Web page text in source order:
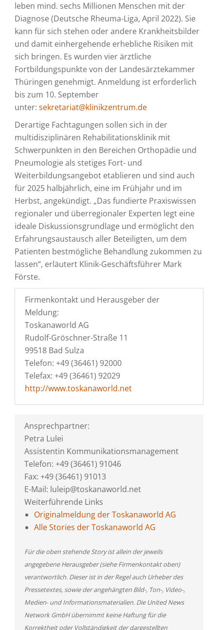
leben mind. sechs Millionen Menschen mit der
Diagnose (Deutsche Rheuma-Liga, April 2022). Sie
kann für sich stehen oder andere Krankheitsbilder
und damit einhergehende erhebliche Risiken mit
sich bringen. Es wurden vier ärztliche
Fortbildungspunkte von der Landesärztekammer
Thüringen genehmigt. Anmeldung ist erforderlich
bis zum 10. September
unter: sekretariat@klinikzentrum.de
Derartige Fachtagungen sollen sich in der
multidisziplinären Rehabilitationsklinik mit
Schwerpunkten in den Bereichen Orthopädie und
Pneumologie als stetiges Fort- und
Weiterbildungsangebot etablieren und sind auch
für 2025 halbjährlich, eine im Frühjahr und im
Herbst, angekündigt. „Das fundierte Praxiswissen
regionaler und überregionaler Experten legt eine
ideale Diskussionsgrundlage und ermöglicht den
Erfahrungsaustausch aller Beteiligten, um dem
Patienten bestmögliche Behandlung zukommen zu
lassen“, erläutert Klinik-Geschäftsführer Mark
Förste.
Firmenkontakt und Herausgeber der
Meldung:
Toskanaworld AG
Rudolf-Gröschner-Straße 11
99518 Bad Sulza
Telefon: +49 (36461) 92000
Telefax: +49 (36461) 92029
http://www.toskanaworld.net
Ansprechpartner:
Petra Lulei
Assistentin Kommunikationsmanagement
Telefon: +49 (36461) 91046
Fax: +49 (36461) 91013
E-Mail: luleip@toskanaworld.net
Weiterführende Links
Originalmeldung der Toskanaworld AG
Alle Stories der Toskanaworld AG
Für die oben stehende Story ist allein der jeweils
angegebene Herausgeber (siehe Firmenkontakt oben)
verantwortlich. Dieser ist in der Regel auch Urheber des
Pressetextes, sowie der angehängten Bild-, Ton-, Video-,
Medien- und Informationsmaterialien. Die United News
Network GmbH übernimmt keine Haftung für die
Korrektheit oder Vollständigkeit der dargestellten